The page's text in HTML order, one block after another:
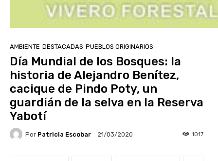
AMBIENTE DESTACADAS PUEBLOS ORIGINARIOS
Día Mundial de los Bosques: la
historia de Alejandro Benítez,
cacique de Pindo Poty, un
guardián de la selva en la Reserva
Yabotí
Por Patricia Escobar 21/03/2020 1017